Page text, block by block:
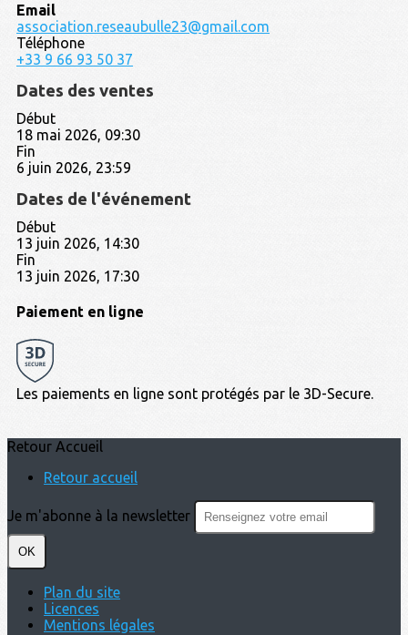
Email
association.reseaubulle23@gmail.com
Téléphone
+33 9 66 93 50 37
Dates des ventes
Début
18 mai 2026, 09:30
Fin
6 juin 2026, 23:59
Dates de l'événement
Début
13 juin 2026, 14:30
Fin
13 juin 2026, 17:30
Paiement en ligne
Les paiements en ligne sont protégés par le 3D-Secure.
Retour Accueil
Retour accueil
Je m'abonne à la newsletter
OK
Plan du site
Licences
Mentions légales